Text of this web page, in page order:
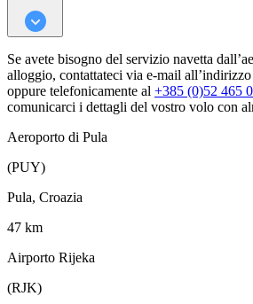
Se avete bisogno del servizio navetta
alloggio, contattateci via e-mail all’indirizzo
oppure telefonicamente al +385 (0)52 465
comunicarci i dettagli del vostro volo con
Aeroporto di Pula
(PUY)
Pula, Croazia
47 km
Airporto Rijeka
(RJK)